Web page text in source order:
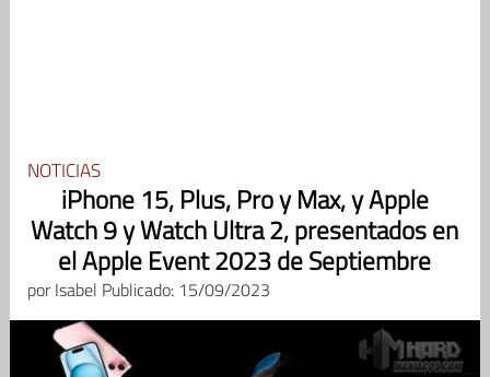
NOTICIAS
iPhone 15, Plus, Pro y Max, y Apple
Watch 9 y Watch Ultra 2, presentados en
el Apple Event 2023 de Septiembre
porIsabel Publicado: 15/09/2023